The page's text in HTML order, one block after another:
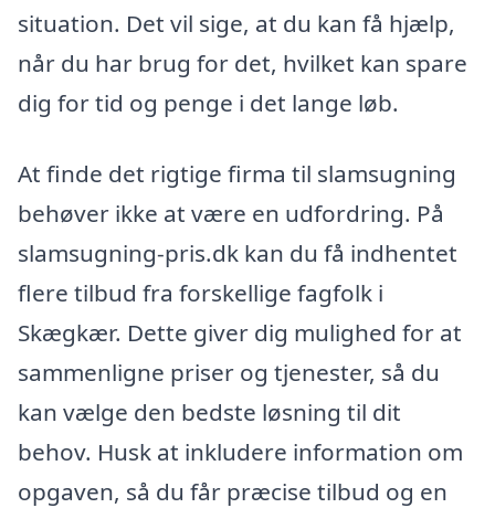
situation. Det vil sige, at du kan få hjælp,
når du har brug for det, hvilket kan spare
dig for tid og penge i det lange løb.
At finde det rigtige firma til slamsugning
behøver ikke at være en udfordring. På
slamsugning-pris.dk kan du få indhentet
flere tilbud fra forskellige fagfolk i
Skægkær. Dette giver dig mulighed for at
sammenligne priser og tjenester, så du
kan vælge den bedste løsning til dit
behov. Husk at inkludere information om
opgaven, så du får præcise tilbud og en